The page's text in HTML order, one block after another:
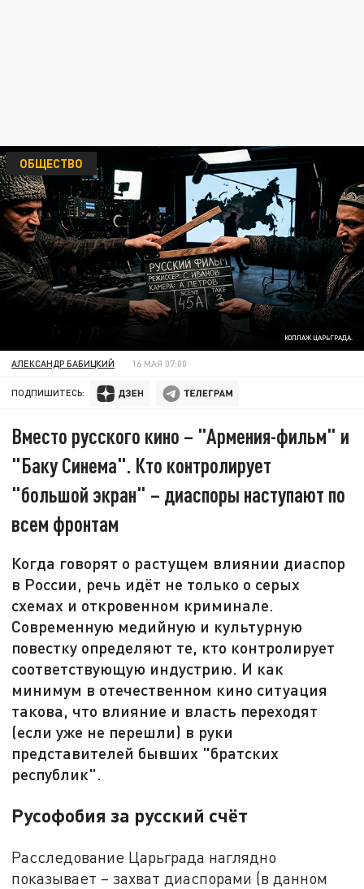
КОЛЛАЖ ЦАРЬГРАДА.
ОБЩЕСТВО
АЛЕКСАНДР БАБИЦКИЙ 16 МАЯ 07:00
ПОДПИШИТЕСЬ:
Вместо русского кино – "Армения-фильм" и
"Баку Синема". Кто контролирует
"большой экран" – диаспоры наступают по
всем фронтам
Когда говорят о растущем влиянии диаспор
в России, речь идёт не только о серых
схемах и откровенном криминале.
Современную медийную и культурную
повестку определяют те, кто контролирует
соответствующую индустрию. И как
минимум в отечественном кино ситуация
такова, что влияние и власть переходят
(если уже не перешли) в руки
представителей бывших "братских
республик".
Русофобия за русский счёт
Расследование Царьграда наглядно
показывает – захват диаспорами (в данном